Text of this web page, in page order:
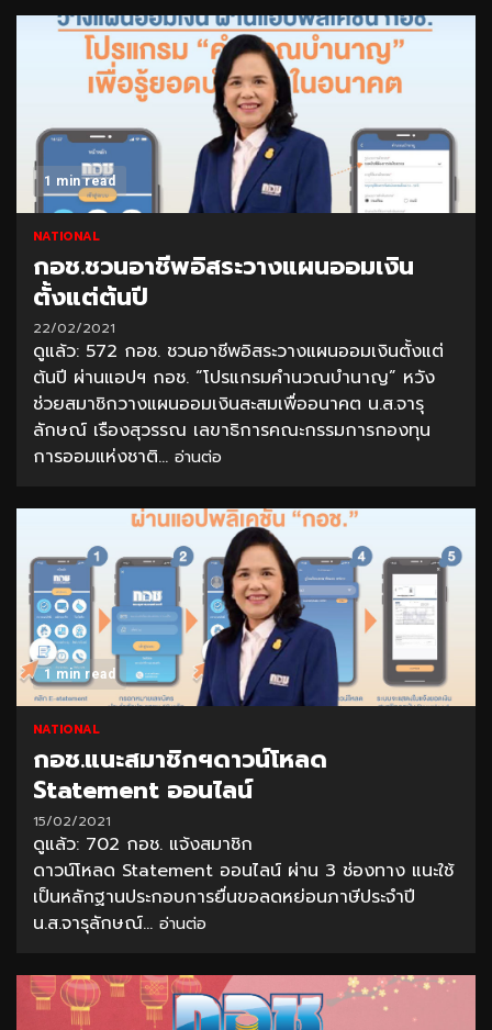
1 min read
NATIONAL
กอช.ชวนอาชีพอิสระวางแผนออมเงิน
ตั้งแต่ต้นปี
22/02/2021
ดูแล้ว: 572 กอช. ชวนอาชีพอิสระวางแผนออมเงินตั้งแต่
ต้นปี ผ่านแอปฯ กอช. “โปรแกรมคำนวณบำนาญ” หวัง
ช่วยสมาชิกวางแผนออมเงินสะสมเพื่ออนาคต น.ส.จารุ
ลักษณ์ เรืองสุวรรณ เลขาธิการคณะกรรมการกองทุน
การออมแห่งชาติ... อ่านต่อ
1 min read
NATIONAL
กอช.แนะสมาชิกฯดาวน์โหลด
Statement ออนไลน์
15/02/2021
ดูแล้ว: 702 กอช. แจ้งสมาชิก
ดาวน์โหลด Statement ออนไลน์ ผ่าน 3 ช่องทาง แนะใช้
เป็นหลักฐานประกอบการยื่นขอลดหย่อนภาษีประจำปี
น.ส.จารุลักษณ์... อ่านต่อ